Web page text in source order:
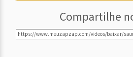
Compartilhe